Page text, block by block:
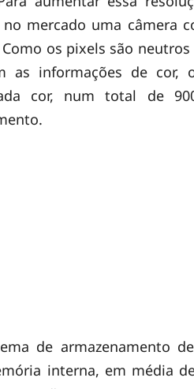
mercado uma câmera
os pixels são
as informações de cor,
cor, num total de
de armazenamento
interna, em média